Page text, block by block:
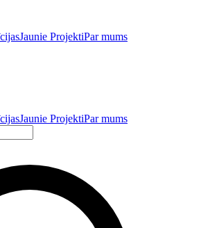
Jaunie ProjektiPar mums
Jaunie ProjektiPar mums